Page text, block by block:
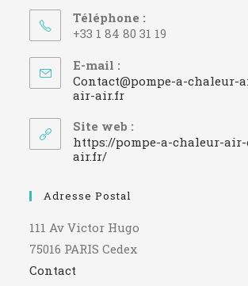
Téléphone :
+33 1 84 80 31 19
E-mail :
Contact@pompe-a-chaleur-
air-air.frS’ouvre
votre
application
Site web :
https://pompe-a-chaleur-
air.fr/
Adresse Postal
111 Av Victor Hugo
75016 PARIS Cedex
Contact